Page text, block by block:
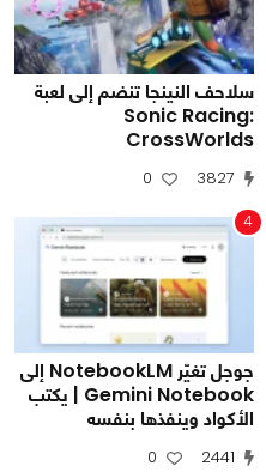
سلاحف النينجا تنضم إلى لعبة
Sonic Racing:
CrossWorlds
3827
0
4
جوجل تغيّر NotebookLM إلى
Gemini Notebook | يكتب
الأكواد وينفذها بنفسه
2441
0